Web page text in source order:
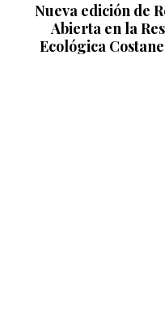
Nueva edición de
Abierta en la
Ecológica